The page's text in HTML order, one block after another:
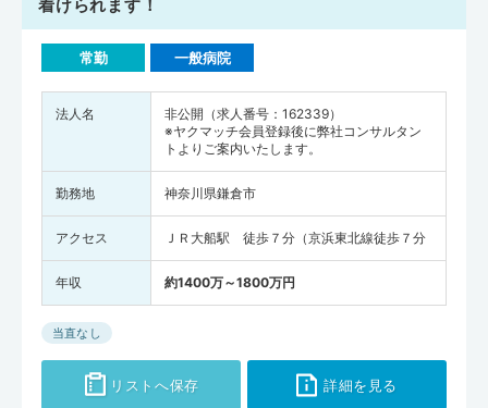
着けられます！
常勤 一般病院
法人名
非公開（求人番号：162339）
※ヤクマッチ会員登録後に弊社コンサルタン
トよりご案内いたします。
勤務地 神奈川県鎌倉市
アクセス ＪＲ大船駅 徒歩７分（京浜東北線徒歩７分
年収 約1400万～1800万円
当直なし
リストへ保存 詳細を見る